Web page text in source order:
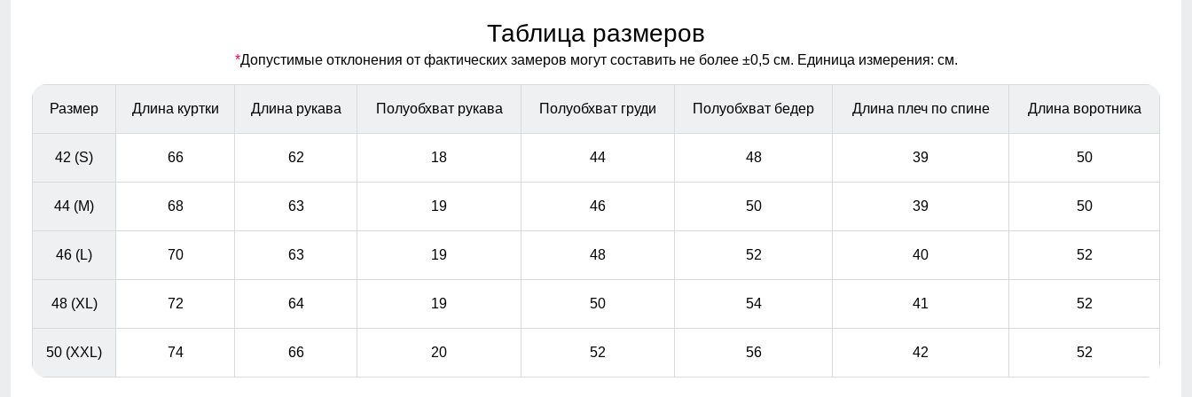
Ветрозащитная планка
Ветрозащитная планка нужна для защиты от ветра и
холодного воздуха который может проникнуть внутрь
оставаться активным в любую погоду, не беспокоясь о
оставаться активным в любую погоду, не беспокоясь о
Элемент одежды нужен для защиты шеи от холода, но
со временем стал стильной и модной деталью
гардероба.
Таблица размеров
*Допустимые отклонения от фактических замеров могут составить не более ±0,5 см. Единица измерения: см.
Размер Длина куртки Длина рукава Полуобхват рукава Полуобхват груди Полуобхват бедер Длина плеч по спине Длина воротника
42 (S) 66 62 18 44 48 39 50
44 (M) 68 63 19 46 50 39 50
46 (L) 70 63 19 48 52 40 52
48 (XL) 72 64 19 50 54 41 52
50 (XXL) 74 66 20 52 56 42 52